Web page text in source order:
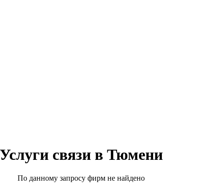
Услуги связи в Тюмени
По данному запросу фирм не найдено